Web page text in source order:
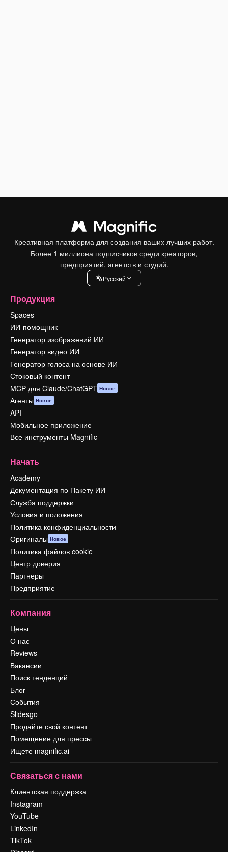
Креативная платформа для создания ваших лучших работ.
Более 1 миллиона подписчиков среди креаторов,
предприятий, агентств и студий.
Pусский
Продукция
Spaces
ИИ-помощник
Генератор изображений ИИ
Генератор видео ИИ
Генератор голоса на основе ИИ
Стоковый контент
MCP для Claude/ChatGPT Новое
Агенты Новое
API
Мобильное приложение
Все инструменты Magnific
Начать
Academy
Документация по Пакету ИИ
Служба поддержки
Условия и положения
Политика конфиденциальности
Оригиналы Новое
Политика файлов cookie
Центр доверия
Партнеры
Предприятие
Компания
Цены
О нас
Reviews
Вакансии
Поиск тенденций
Блог
События
Slidesgo
Продайте свой контент
Помещение для прессы
Ищете magnific.ai
Связаться с нами
Клиентская поддержка
Instagram
YouTube
LinkedIn
TikTok